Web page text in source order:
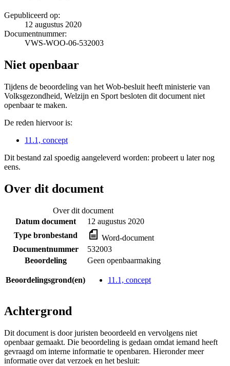
Gepubliceerd op:
12 augustus 2020
Documentnummer:
VWS-WOO-06-532003
Niet openbaar
Tijdens de beoordeling van het Wob-besluit heeft ministerie van
Volksgezondheid, Welzijn en Sport besloten dit document niet
openbaar te maken.
De reden hiervoor is:
11.1, concept
Dit bestand zal spoedig aangeleverd worden: probeert u later nog
eens.
Over dit document
Over dit document
Datum document
12 augustus 2020
Type bronbestand
Word-document
Documentnummer
532003
Beoordeling
Geen openbaarmaking
Beoordelingsgrond(en) 11.1, concept
Achtergrond
Dit document is door juristen beoordeeld en vervolgens niet
openbaar gemaakt. Die beoordeling is gedaan omdat iemand heeft
gevraagd om interne informatie te openbaren. Hieronder meer
informatie over dat verzoek en het besluit: